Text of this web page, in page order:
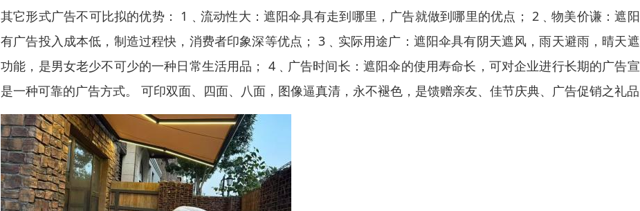
其它形式广告不可比拟的优势： 1﹑流动性大：遮阳伞具有走到哪里，广告就做到哪里的优点； 2﹑物美价谦：遮
有广告投入成本低，制造过程快，消费者印象深等优点； 3﹑实际用途广：遮阳伞具有阴天遮风，雨天避雨，晴天
功能，是男女老少不可少的一种日常生活用品； 4﹑广告时间长：遮阳伞的使用寿命长，可对企业进行长期的广告
是一种可靠的广告方式。 可印双面、四面、八面，图像逼真清，永不褪色，是馈赠亲友、佳节庆典、广告促销之礼